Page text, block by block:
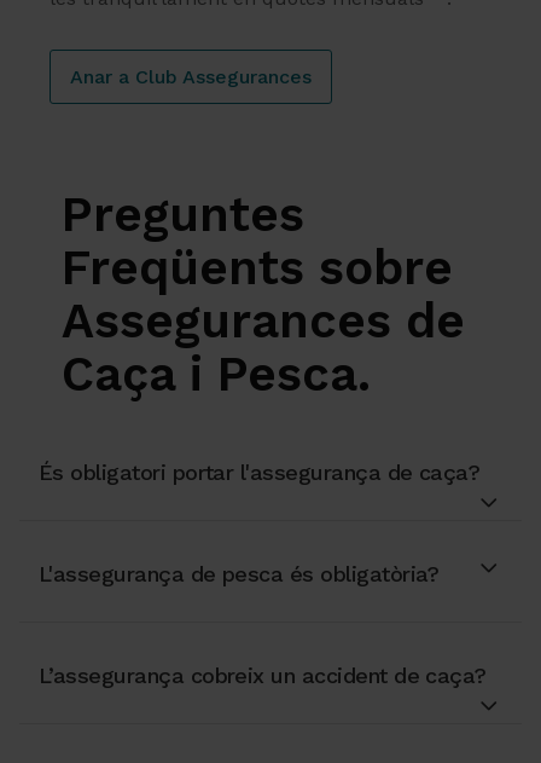
Anar a Club Assegurances
Preguntes
Freqüents sobre
Assegurances de
Caça i Pesca.
És obligatori portar l'assegurança de caça?
L'assegurança de pesca és obligatòria?
L’assegurança cobreix un accident de caça?